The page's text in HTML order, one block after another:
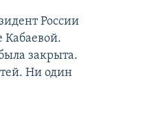
России
Кабаевой.
закрыта.
Ни один